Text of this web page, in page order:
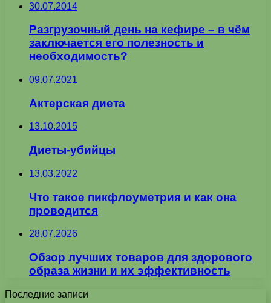
30.07.2014
Разгрузочный день на кефире – в чём
заключается его полезность и
необходимость?
09.07.2021
Актерская диета
13.10.2015
Диеты-убийцы
13.03.2022
Что такое пикфлоуметрия и как она
проводится
28.07.2026
Обзор лучших товаров для здорового
образа жизни и их эффективность
Последние записи